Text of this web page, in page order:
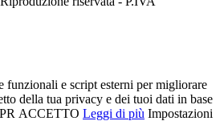
funzionali e script esterni per migliorare
della tua privacy e dei tuoi dati in base
ACCETTO Leggi di più Impostazioni